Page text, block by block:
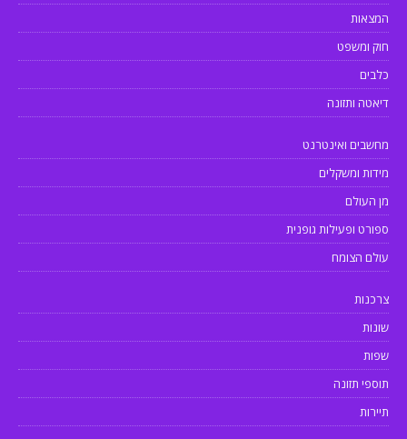
המצאות
חוק ומשפט
כלבים
דיאטה ותזונה
מחשבים ואינטרנט
מידות ומשקלים
מן העולם
ספורט ופעילות גופנית
עולם הצומח
צרכנות
שונות
שפות
תוספי תזונה
תיירות